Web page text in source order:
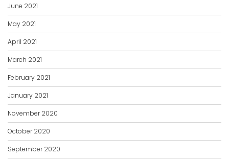
June 2021
May 2021
April 2021
March 2021
February 2021
January 2021
November 2020
October 2020
September 2020